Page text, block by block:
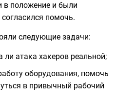
положение и были
помочь.
следующие задачи:
ли атака хакеров реальной;
оборудования, помочь
в привычный рабочий